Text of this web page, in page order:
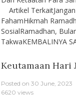
Artikel
FahamHikmah
SosialRamadhan,
TakwaKEMBALINYA
Keutamaan Hari
Posted on 30 June, 2023
6620 views